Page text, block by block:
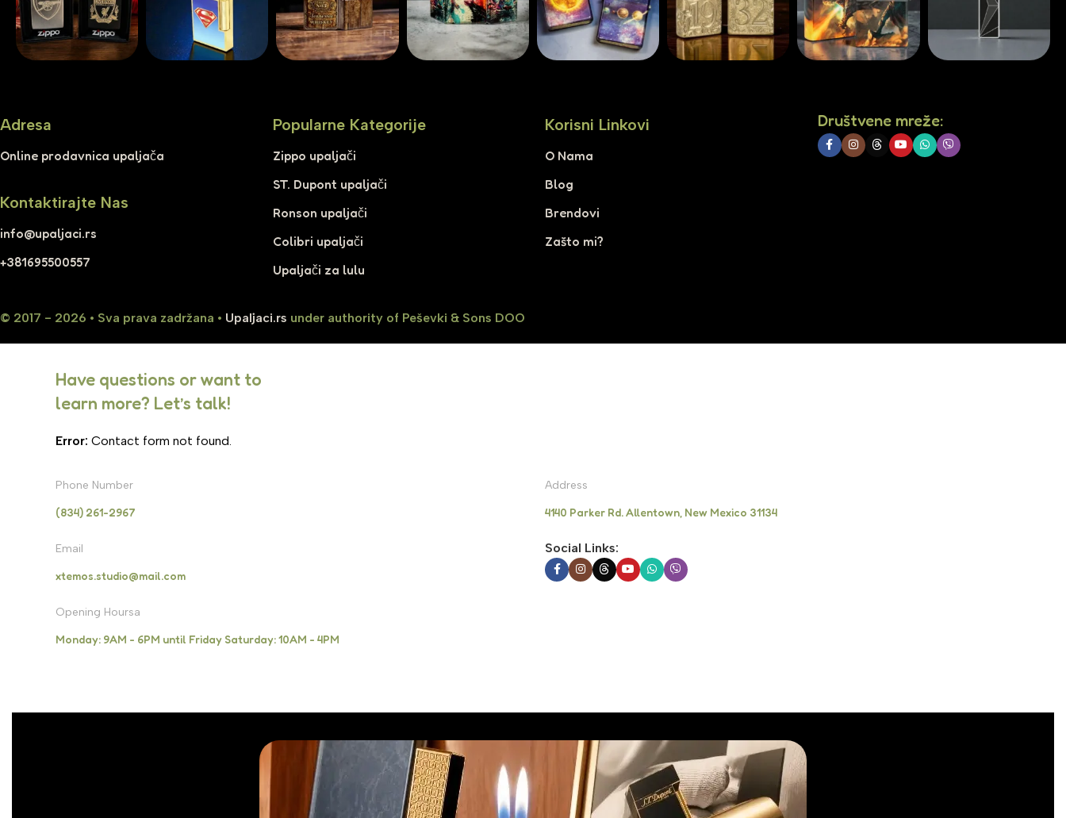
Adresa
Online prodavnica upaljača
Kontaktirajte Nas
info@upaljaci.rs
+381695500557
Popularne Kategorije
Zippo upaljači
ST. Dupont upaljači
Ronson upaljači
Colibri upaljači
Upaljači za lulu
Korisni Linkovi
O Nama
Blog
Brendovi
Zašto mi?
Društvene mreže:
© 2017 - 2026 • Sva prava zadržana • Upaljaci.rs under authority of Peševki & Sons DOO
Have questions or want to
learn more? Let’s talk!
Error: Contact form not found.
Phone Number
(834) 261-2967
Email
xtemos.studio@mail.com
Opening Hoursa
Monday: 9AM - 6PM until Friday Saturday: 10AM - 4PM
Address
4140 Parker Rd. Allentown, New Mexico 31134
Social Links: